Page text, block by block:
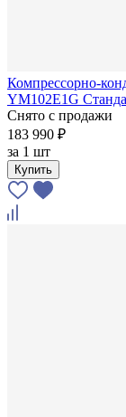
Компрессорно-
YM102E1G
Снято с продажи
183 990 ₽
за 1 шт
Купить